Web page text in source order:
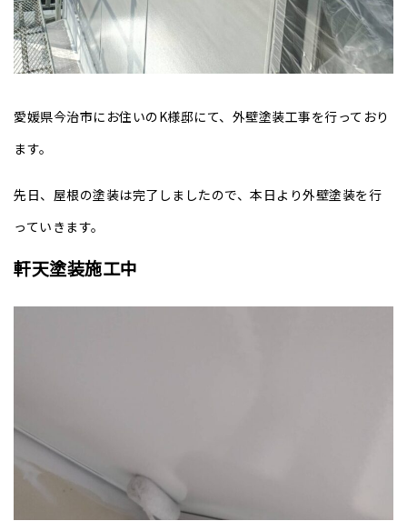
愛媛県今治市にお住いのK様邸にて、外壁塗装工事を行っており
ます。
先日、屋根の塗装は完了しましたので、本日より外壁塗装を行
っていきます。
軒天塗装施工中